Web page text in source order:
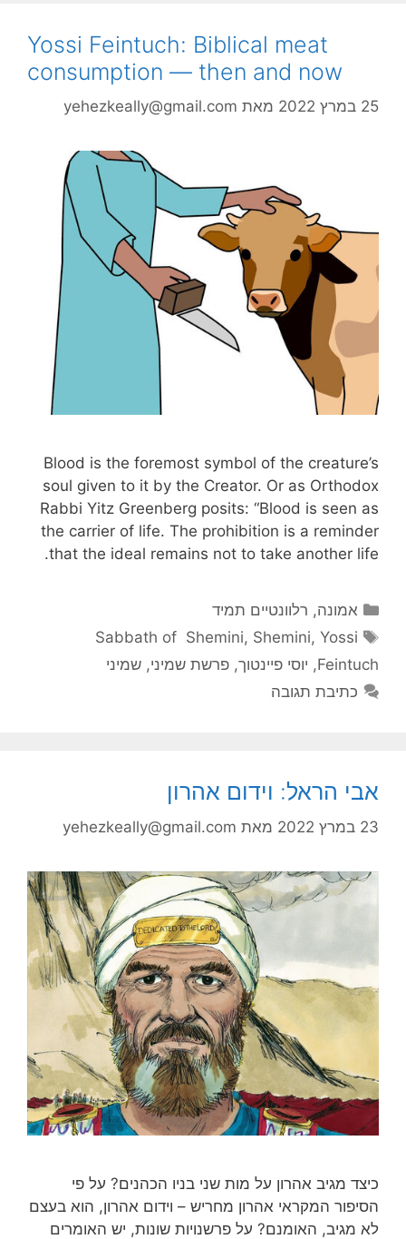
Yossi Feintuch: Biblical meat
consumption — then and now
25 במרץ 2022 מאת yehezkeally@gmail.com
Blood is the foremost symbol of the creature’s
soul given to it by the Creator. Or as Orthodox
Rabbi Yitz Greenberg posits: “Blood is seen as
the carrier of life. The prohibition is a reminder
that the ideal remains not to take another life.
קטגוריות
אמונה, רלוונטיים תמיד
תגיות
Sabbath of Shemini, Shemini, Yossi
Feintuch
, יוסי פיינטוך, פרשת שמיני, שמיני
כתיבת תגובה
אבי הראל: וידום אהרון
23 במרץ 2022 מאת yehezkeally@gmail.com
כיצד מגיב אהרון על מות שני בניו הכהנים? על פי
הסיפור המקראי אהרון מחריש – וידום אהרון, הוא בעצם
לא מגיב, האומנם? על פרשנויות שונות, יש האומרים